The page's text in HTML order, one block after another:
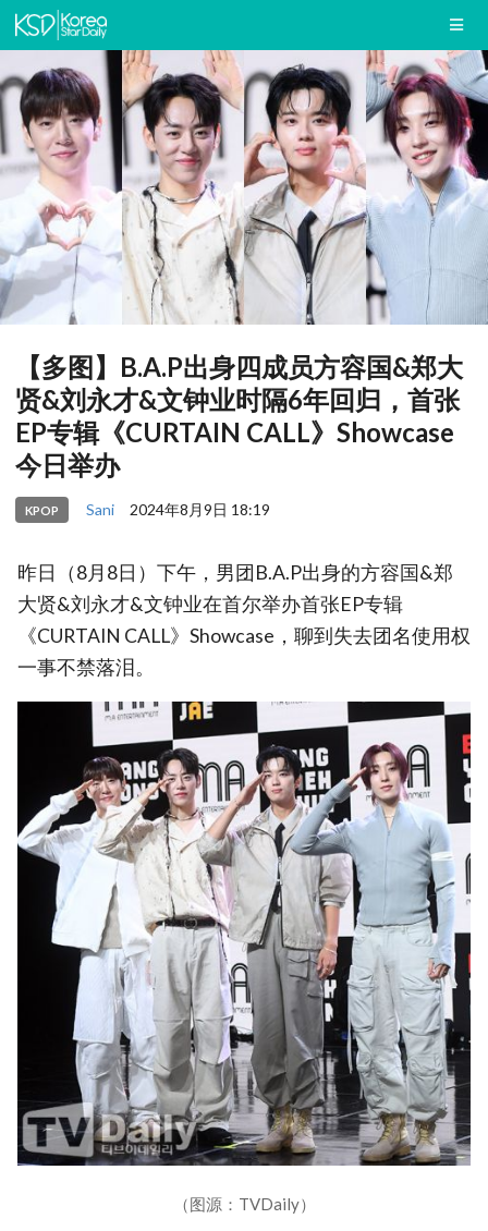
【多图】B.A.P出身四成员方容国&郑大
贤&刘永才&文钟业时隔6年回归，首张
EP专辑《CURTAIN CALL》Showcase
今日举办
KPOP Sani 2024年8月9日 18:19
昨日（8月8日）下午，男团B.A.P出身的方容国&郑
大贤&刘永才&文钟业在首尔举办首张EP专辑
《CURTAIN CALL》Showcase，聊到失去团名使用权
一事不禁落泪。
（图源：TVDaily）